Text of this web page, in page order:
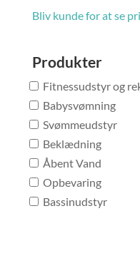
Bliv kunde for at se
Produkter
Fitnessudstyr og
Babysvømning
Svømmeudstyr
Beklædning
Åbent Vand
Opbevaring
Bassinudstyr